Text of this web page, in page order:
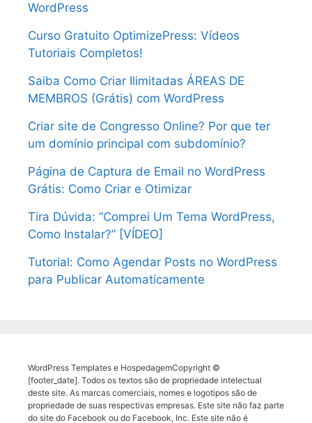
WordPress
Curso Gratuito OptimizePress: Vídeos
Tutoriais Completos!
Saiba Como Criar Ilimitadas ÁREAS DE
MEMBROS (Grátis) com WordPress
Criar site de Congresso Online? Por que ter
um domínio principal com subdomínio?
Página de Captura de Email no WordPress
Grátis: Como Criar e Otimizar
Tira Dúvida: “Comprei Um Tema WordPress,
Como Instalar?” [VÍDEO]
Tutorial: Como Agendar Posts no WordPress
para Publicar Automaticamente
WordPress Templates e HospedagemCopyright ©
[footer_date]. Todos os textos são de propriedade intelectual
deste site. As marcas comerciais, nomes e logotipos são de
propriedade de suas respectivas empresas. Este site não faz parte
do site do Facebook ou do Facebook, Inc. Este site não é